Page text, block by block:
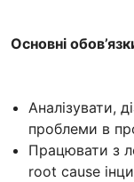
Основні
Аналізувати,
проблеми в
Працювати з
root cause